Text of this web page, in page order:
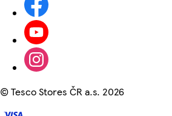
©Tesco Stores ČR a.s. 2026